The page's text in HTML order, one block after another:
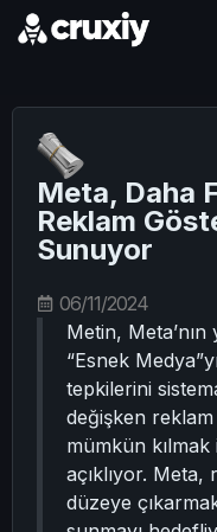
Meta, Daha
Reklam
Sunuyor
06/11/2024
Metin,
“Esnek
tepkilerini
değişken reklam
mümkün kılmak
açıklıyor. Meta,
düzeye